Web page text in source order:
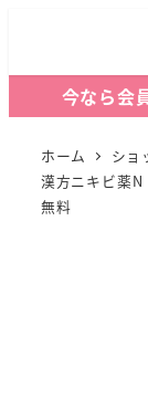
今なら会
ホーム ショ
漢方ニキビ薬
無料